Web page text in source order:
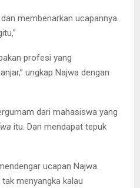
membenarkan ucapannya.
profesi yang
ungkap Najwa dengan
dari mahasiswa yang
itu. Dan mendapat tepuk
ucapan Najwa.
menyangka kalau